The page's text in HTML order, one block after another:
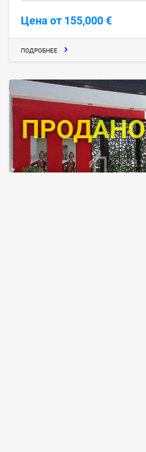
Цена от 155,000 €
ПОДРОБНЕЕ
ПРОДАНО